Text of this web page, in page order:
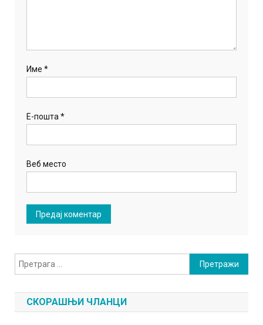
Име*
Е-пошта*
Веб место
Претрага
за:
СКОРАШЊИ ЧЛАНЦИ